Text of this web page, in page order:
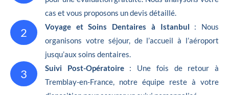
cas et vous proposons un devis détaillé.
2 Voyage et Soins Dentaires à Istanbul : Nous
organisons votre séjour, de l’accueil à l’aéroport
jusqu’aux soins dentaires.
3 Suivi Post-Opératoire : Une fois de retour à
Tremblay-en-France, notre équipe reste à votre